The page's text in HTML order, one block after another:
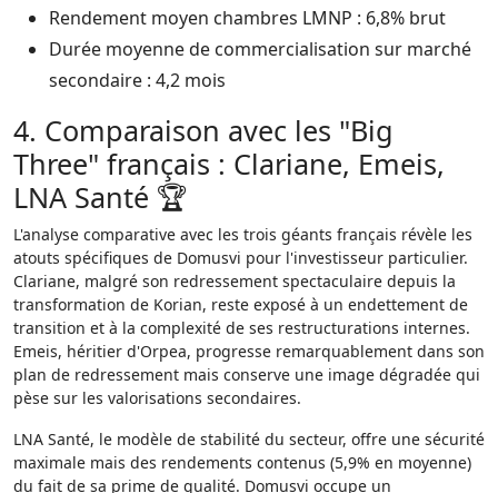
Rendement moyen chambres LMNP : 6,8% brut
Durée moyenne de commercialisation sur marché
secondaire : 4,2 mois
4. Comparaison avec les "Big
Three" français : Clariane, Emeis,
LNA Santé 🏆
L'analyse comparative avec les trois géants français révèle les
atouts spécifiques de Domusvi pour l'investisseur particulier.
Clariane, malgré son redressement spectaculaire depuis la
transformation de Korian, reste exposé à un endettement de
transition et à la complexité de ses restructurations internes.
Emeis, héritier d'Orpea, progresse remarquablement dans son
plan de redressement mais conserve une image dégradée qui
pèse sur les valorisations secondaires.
LNA Santé, le modèle de stabilité du secteur, offre une sécurité
maximale mais des rendements contenus (5,9% en moyenne)
du fait de sa prime de qualité. Domusvi occupe un